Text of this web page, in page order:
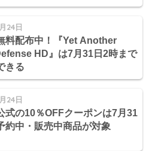
24日
料配布中！『Yet Another
HD』は7月31日2時まで
きる
24日
式の10％OFFクーポンは7月31
約中・販売中商品が対象